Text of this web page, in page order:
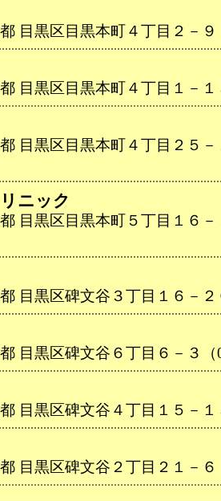
目黒区目黒本町４丁目２－９
目黒区目黒本町４丁目１－１
目黒区目黒本町４丁目２５－
ニック
目黒区目黒本町５丁目１６－
目黒区碑文谷３丁目１６－２
目黒区碑文谷６丁目６－３（
目黒区碑文谷４丁目１５－１
目黒区碑文谷２丁目２１－６